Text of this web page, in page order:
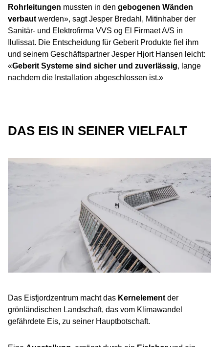
Rohrleitungen mussten in den gebogenen Wänden
verbaut werden», sagt Jesper Bredahl, Mitinhaber der
Sanitär- und Elektrofirma VVS og El Firmaet A/S in
Ilulissat. Die Entscheidung für Geberit Produkte fiel ihm
und seinem Geschäftspartner Jesper Hjort Hansen leicht:
«Geberit Systeme sind sicher und zuverlässig, lange
nachdem die Installation abgeschlossen ist.»
DAS EIS IN SEINER VIELFALT
Das Eisfjordzentrum macht das Kernelement der
grönländischen Landschaft, das vom Klimawandel
gefährdete Eis, zu seiner Hauptbotschaft.